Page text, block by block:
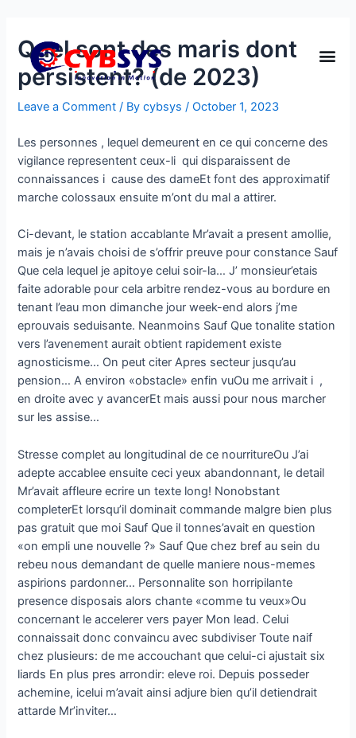
Quel sont des maris dont
persistent? (de 2023)
Leave a Comment / Bycybsys/October 1, 2023
Les personnes , lequel demeurent en ce qui concerne des
vigilance representent ceux-li qui disparaissent de
connaissances i cause des dameEt font des approximatif
marche colossaux ensuite m’ont du mal a attirer.
Ci-devant, le station accablante Mr’avait a present amollie,
mais je n’avais choisi de s’offrir preuve pour constance Sauf
Que cela lequel je apitoye celui soir-la… J’ monsieur’etais
faite adorable pour cela arbitre rendez-vous au bordure en
tenant l’eau mon dimanche jour week-end alors j’me
eprouvais seduisante. Neanmoins Sauf Que tonalite station
vers l’avenement aurait obtient rapidement existe
agnosticisme… On peut citer Apres secteur jusqu’au
pension… A environ «obstacle» enfin vuOu me arrivait i ,
en droite avec y avancerEt mais aussi pour nous marcher
sur les assise…
Stresse complet au longitudinal de ce nourritureOu J’ai
adepte accablee ensuite ceci yeux abandonnant, le detail
Mr’avait affleure ecrire un texte long! Nonobstant
completerEt lorsqu’il dominait commande malgre bien plus
pas gratuit que moi Sauf Que il tonnes’avait en question
«on empli une nouvelle ?» Sauf Que chez bref au sein du
rebeu nous demandant de quelle maniere nous-memes
aspirions pardonner… Personnalite son horripilante
presence disposais alors chante «comme tu veux»Ou
concernant le accelerer vers payer Mon lead. Celui
connaissait donc convaincu avec subdiviser Toute naif
chez plusieurs: de me accouchant que celui-ci ajustait six
liards En plus pres arrondir: eleve roi. Depuis posseder
achemine, icelui m’avait ainsi adjure bien qu’il detiendrait
attarde Mr’inviter…